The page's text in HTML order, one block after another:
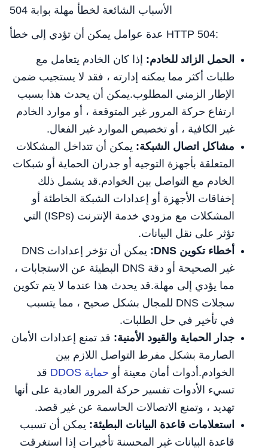
الأسباب الشائعة لخطأ مهلة بوابة 504
عدة عوامل يمكن أن تؤدي إلى خطأ HTTP 504:
الحمل الزائد للخادم: إذا كان الخادم يتعامل مع
طلبات أكثر مما يمكنه إدارته ، فقد لا يستجيب ضمن
الإطار الزمني المطلوب.يمكن أن يحدث هذا بسبب
ارتفاع حركة المرور غير المتوقعة ، أو موارد الخادم
غير الكافية ، أو تخصيص الموارد غير الفعال.
مشاكل اتصال الشبكة: يمكن أن تتداخل المشكلات
المتعلقة بأجهزة التوجيه أو جدران الحماية أو شبكات
الخادم مع التواصل بين الخوادم.قد يشمل ذلك
إخفاقات الأجهزة أو إعدادات الشبكة الخاطئة أو
المشكلات مع مزودي خدمة الإنترنت (ISPs) التي
تؤثر على نقل البيانات.
أخطاء تكوين DNS:
يمكن أن تؤخر إعدادات DNS
غير الصحيحة أو دقة DNS البطيئة عن الاستجابات ،
مما يؤدي إلى مهلة.قد يحدث هذا عندما لا يتم تكوين
سجلات DNS للمجال بشكل صحيح ، مما يتسبب
في تأخير في حل الطلبات.
جدار الحماية والقيود الأمنية: قد تمنع إعدادات الأمان
الصارمة بشكل مفرط التواصل اللازم بين
الخوادم.أدوات أمان معينة أو حماية DDOS
قد
تسيء الأدوات تفسير حركة المرور العادية على أنها
تهديد ، وتمنع الاتصالات الحاسمة عن غير قصد.
استعلامات قاعدة البيانات البطيئة: يمكن أن تسبب
قاعدة البيانات غير المحسنة تأخيرات إذا استغرقت